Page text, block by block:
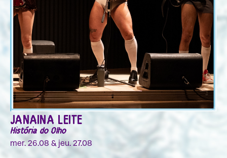
JANAINA LEITE
História do Olho
mer. 26.08 & jeu. 27.08